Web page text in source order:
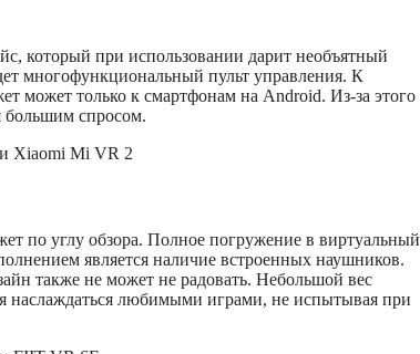
который при использовании дарит необъятный
многофункциональный пульт управления. К
может только к смартфонам на Android. Из-за этого
большим спросом.
по углу обзора. Полное погружение в виртуальный
является наличие встроенных наушников.
также не может не радовать. Небольшой вес
наслаждаться любимыми играми, не испытывая при